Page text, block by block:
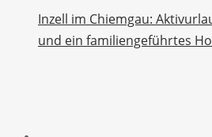
Inzell im Chiemgau:
und ein familiengeführtes